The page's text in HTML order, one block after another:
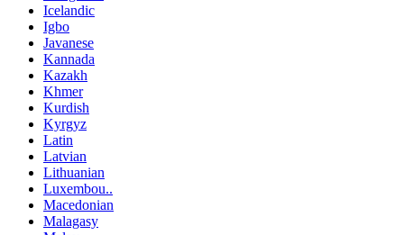
Icelandic
Igbo
Javanese
Kannada
Kazakh
Khmer
Kurdish
Kyrgyz
Latin
Latvian
Lithuanian
Luxembou..
Macedonian
Malagasy